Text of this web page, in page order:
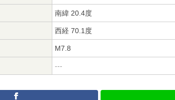
南緯 20.4度
西経 70.1度
M7.8
---